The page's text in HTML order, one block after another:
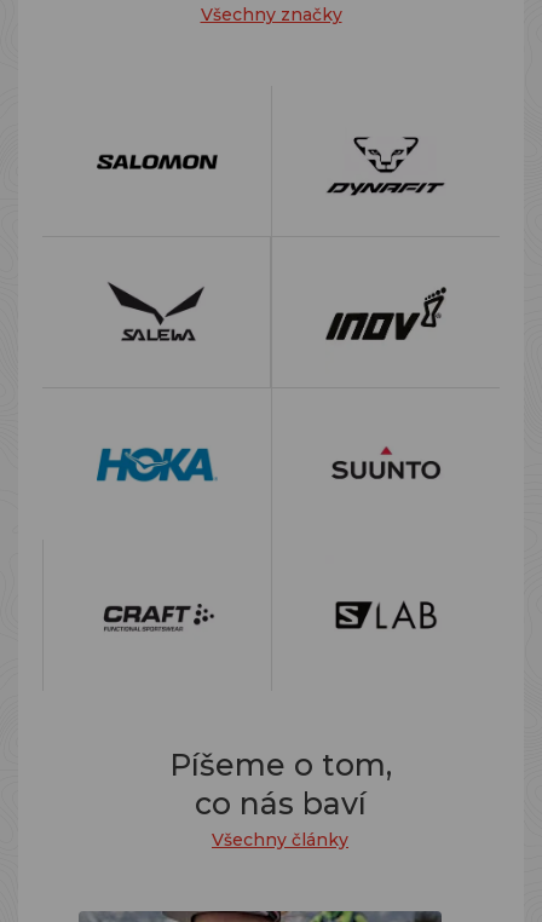
Všechny značky
Píšeme o tom,
co nás baví
Všechny články